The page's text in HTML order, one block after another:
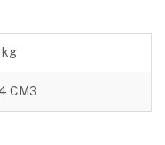
kg
CM3